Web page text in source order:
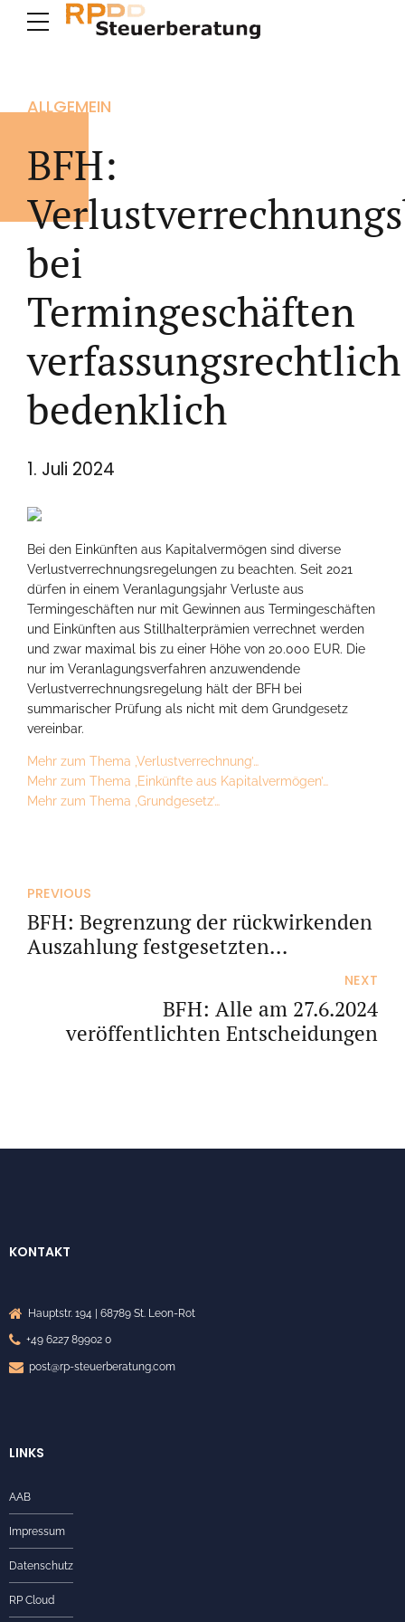
ALLGEMEIN
BFH:
bei
Termingeschäften
verfassungsrechtlich
bedenklich
1. Juli 2024
Bei den Einkünften aus Kapitalvermögen sind diverse
Verlustverrechnungsregelungen zu beachten. Seit 2021
dürfen in einem Veranlagungsjahr Verluste aus
Termingeschäften nur mit Gewinnen aus Termingeschäften
und Einkünften aus Stillhalterprämien verrechnet werden
und zwar maximal bis zu einer Höhe von 20.000 EUR. Die
nur im Veranlagungsverfahren anzuwendende
Verlustverrechnungsregelung hält der BFH bei
summarischer Prüfung als nicht mit dem Grundgesetz
vereinbar.
Mehr zum Thema ‚Verlustverrechnung’…
Mehr zum Thema ‚Einkünfte aus Kapitalvermögen’…
Mehr zum Thema ‚Grundgesetz’…
PREVIOUS
BFH: Begrenzung der rückwirkenden
Auszahlung festgesetzten
NEXT
BFH: Alle am 27.6.2024
veröffentlichten Entscheidungen
KONTAKT
Hauptstr. 194 | 68789 St. Leon-Rot
+49 6227 89902 0
post@rp-steuerberatung.com
LINKS
AAB
Impressum
Datenschutz
RP Cloud